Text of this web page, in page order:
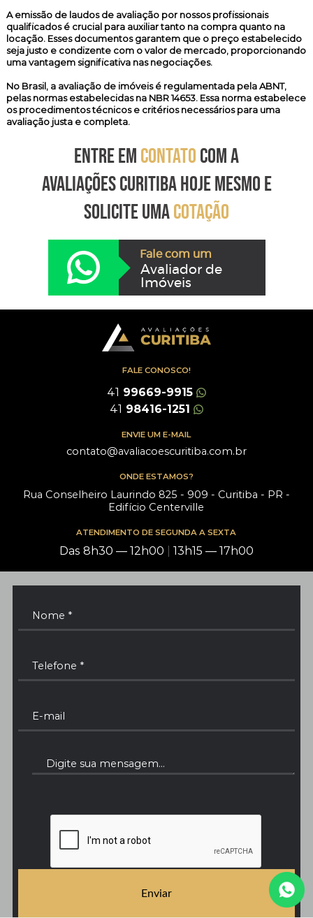
A emissão de laudos de avaliação por nossos profissionais
qualificados é crucial para auxiliar tanto na compra quanto na
locação. Esses documentos garantem que o preço estabelecido
seja justo e condizente com o valor de mercado, proporcionando
uma vantagem significativa nas negociações.
No Brasil, a avaliação de imóveis é regulamentada pela ABNT,
pelas normas estabelecidas na NBR 14653. Essa norma estabelece
os procedimentos técnicos e critérios necessários para uma
avaliação justa e completa.
ENTRE EM CONTATO COM A
AVALIAÇÕES CURITIBA HOJE MESMO E
SOLICITE UMACOTAÇÃO
Fale com um
Avaliador de
Imóveis
ENVIE UM E-MAIL
contato@avaliacoescuritiba.com.br
ONDE ESTAMOS?
Rua Conselheiro Laurindo 825 - 909 - Curitiba - PR -
Edifício Centerville
FALE CONOSCO!
41 99669-9915
41 98416-1251
ATENDIMENTO DE SEGUNDA A SEXTA
Das 8h30 — 12h00 13h15 — 17h00
Enviar